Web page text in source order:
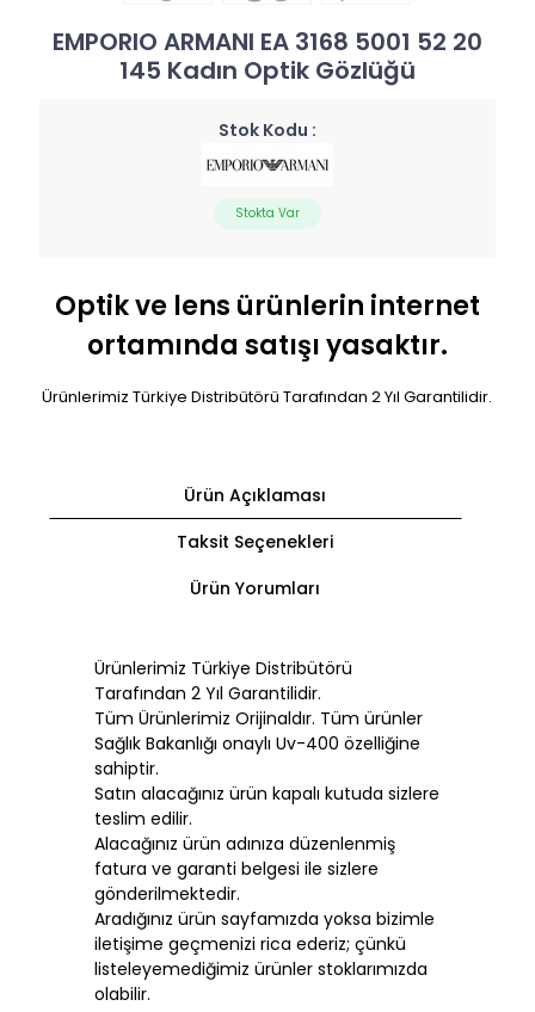
EMPORIO ARMANI EA 3168 5001 52 20
145 Kadın Optik Gözlüğü
Stok Kodu :
Stokta Var
Optik ve lens ürünlerin internet
ortamında satışı yasaktır.
Ürünlerimiz Türkiye Distribütörü Tarafından 2 Yıl Garantilidir.
Ürün Açıklaması
Taksit Seçenekleri
Ürün Yorumları
Ürünlerimiz Türkiye Distribütörü
Tarafından 2 Yıl Garantilidir.
Tüm Ürünlerimiz Orijinaldır. Tüm ürünler
Sağlık Bakanlığı onaylı Uv-400 özelliğine
sahiptir.
Satın alacağınız ürün kapalı kutuda sizlere
teslim edilir.
Alacağınız ürün adınıza düzenlenmiş
fatura ve garanti belgesi ile sizlere
gönderilmektedir.
Aradığınız ürün sayfamızda yoksa bizimle
iletişime geçmenizi rica ederiz; çünkü
listeleyemediğimiz ürünler stoklarımızda
olabilir.